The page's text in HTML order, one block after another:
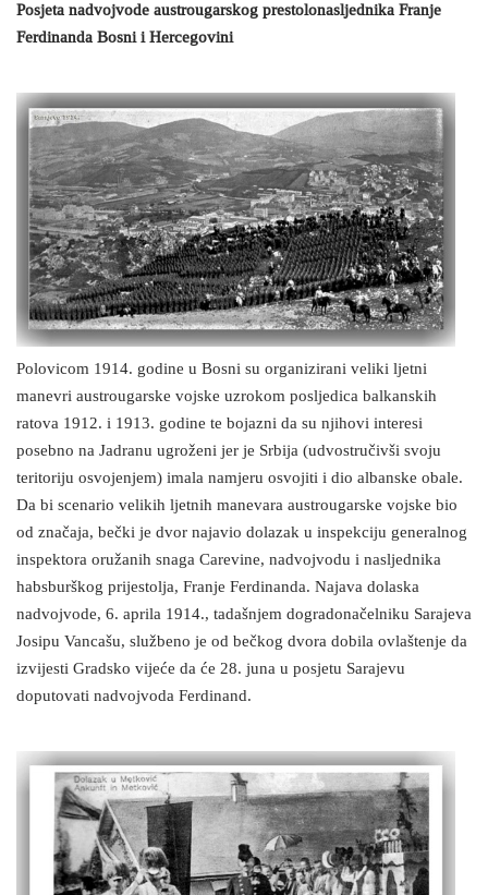
Posjeta nadvojvodе austrougarskog prestolonasljednika Franje
Ferdinanda Bosni i Hercegovini
Polovicom 1914. godine u Bosni su organizirani veliki ljetni
manevri austrougarske vojske uzrokom posljedica balkanskih
ratova 1912. i 1913. godine te bojazni da su njihovi interesi
posebno na Jadranu ugroženi jer je Srbija (udvostručivši svoju
teritoriju osvojenjem) imala namjeru osvojiti i dio albanske obale.
Da bi scenario velikih ljetnih manevara austrougarske vojske bio
od značaja, bečki je dvor najavio dolazak u inspekciju generalnog
inspektora oružanih snaga Carevine, nadvojvodu i nasljednika
habsburškog prijestolja, Franje Ferdinanda. Najava dolaska
nadvojvode, 6. aprila 1914., tadašnjem dogradonačelniku Sarajeva
Josipu Vancašu, službeno je od bečkog dvora dobila ovlaštenje da
izvijesti Gradsko vijeće da će 28. juna u posjetu Sarajevu
doputovati nadvojvoda Ferdinand.